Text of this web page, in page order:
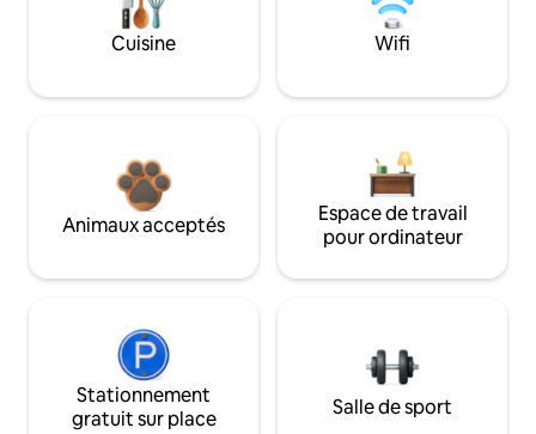
Cuisine Wifi
Animaux acceptés
Espace de travail
pour ordinateur
Stationnement
gratuit sur place
Salle de sport